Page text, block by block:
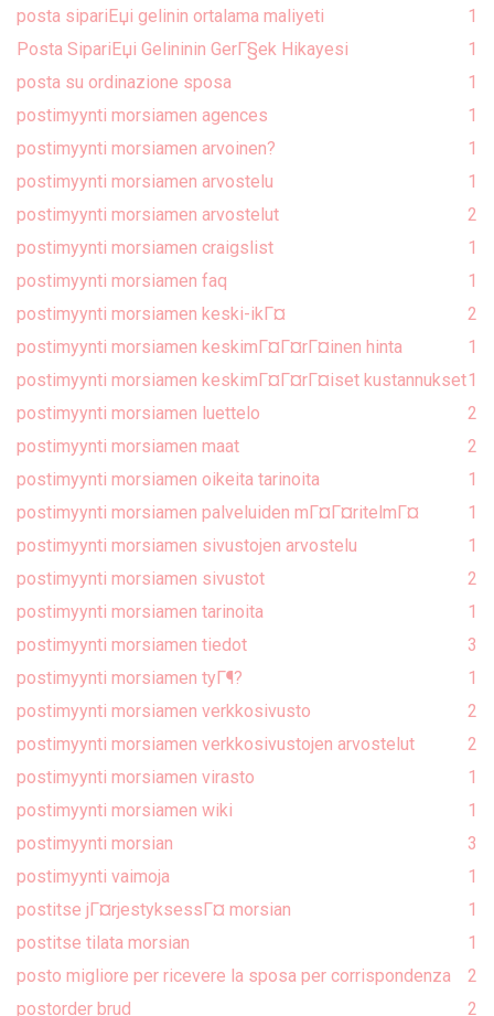
posta sipariЕџi gelinin ortalama maliyeti
1
Posta SipariЕџi Gelininin GerГ§ek Hikayesi
1
posta su ordinazione sposa
1
postimyynti morsiamen agences
1
postimyynti morsiamen arvoinen?
1
postimyynti morsiamen arvostelu
1
postimyynti morsiamen arvostelut
2
postimyynti morsiamen craigslist
1
postimyynti morsiamen faq
1
postimyynti morsiamen keski-ikГ¤
2
postimyynti morsiamen keskimГ¤Г¤rГ¤inen hinta
1
postimyynti morsiamen keskimГ¤Г¤rГ¤iset kustannukset1
postimyynti morsiamen luettelo
2
postimyynti morsiamen maat
2
postimyynti morsiamen oikeita tarinoita
1
postimyynti morsiamen palveluiden mГ¤Г¤ritelmГ¤
1
postimyynti morsiamen sivustojen arvostelu
1
postimyynti morsiamen sivustot
2
postimyynti morsiamen tarinoita
1
postimyynti morsiamen tiedot
3
postimyynti morsiamen tyГ¶?
1
postimyynti morsiamen verkkosivusto
2
postimyynti morsiamen verkkosivustojen arvostelut
2
postimyynti morsiamen virasto
1
postimyynti morsiamen wiki
1
postimyynti morsian
3
postimyynti vaimoja
1
postitse jГ¤rjestyksessГ¤ morsian
1
postitse tilata morsian
1
posto migliore per ricevere la sposa per corrispondenza
2
postorder brud
2